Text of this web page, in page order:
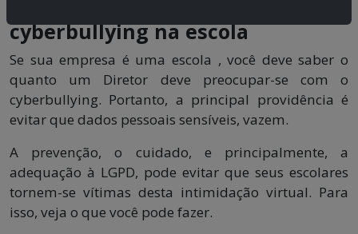
cyberbullying na escola
Se sua empresa é uma escola , você deve saber o
quanto um Diretor deve preocupar-se com o
cyberbullying. Portanto, a principal providência é
evitar que dados pessoais sensíveis, vazem.
A prevenção, o cuidado, e principalmente, a
adequação à LGPD, pode evitar que seus escolares
tornem-se vítimas desta intimidação virtual. Para
isso, veja o que você pode fazer.